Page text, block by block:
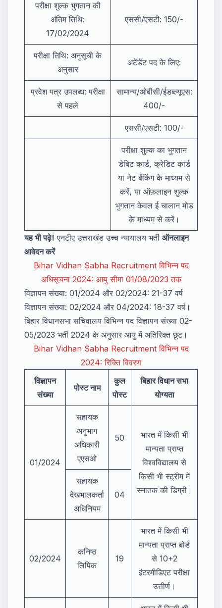
परीक्षा शुल्क भुगतान की
अंतिम तिथि:
17/02/2024
एससी/एसटी: 150/-
परीक्षा तिथि: अनुसूची के
अनुसार
अटेंडेंट पद के लिए:
प्रवेश पत्र उपलब्ध: परीक्षा
से पहले
सामान्य/ओबीसी/ईडब्ल्यूएस:
400/-
एससी/एसटी: 100/-
परीक्षा शुल्क का भुगतान
डेबिट कार्ड, क्रेडिट कार्ड
या नेट बैंकिंग के माध्यम से
करें, या ऑफ़लाइन शुल्क
भुगतान केवल ई चालान मोड
के माध्यम से करें।
यह भी पढ़े! एनटीए उत्तराखंड उच्च न्यायालय भर्ती ऑनलाइन
आवेदन करें
Bihar Vidhan Sabha Recruitment विभिन्न पद
अधिसूचना 2024: आयु सीमा 01/08/2023 तक
विज्ञापन संख्या: 01/2024 और 02/2024: 21-37 वर्ष
विज्ञापन संख्या: 02/2024 और 04/2024: 18-37 वर्ष।
बिहार विधानसभा सचिवालय विभिन्न पद विज्ञापन संख्या 02-
05/2023 भर्ती 2024 के अनुसार आयु में अतिरिक्त छूट।
Bihar Vidhan Sabha Recruitment विभिन्न पद
2024: रिक्ति विवरण
विज्ञापन
संख्या
पोस्ट नाम
कुल
पोस्ट
बिहार विधान सभा
योग्यता
01/2024
सहायक
अनुभाग
अधिकारी
एएसओ
50
भारत में किसी भी
मान्यता प्राप्त
विश्वविद्यालय से
किसी भी स्ट्रीम में
स्नातक की डिग्री।
सहायक
देखभालकर्ता
अधिनियम
04
02/2024
कनिष्ठ
लिपिक
19
भारत में किसी भी
मान्यता प्राप्त बोर्ड
से 10+2
इंटरमीडिएट परीक्षा
उत्तीर्ण।